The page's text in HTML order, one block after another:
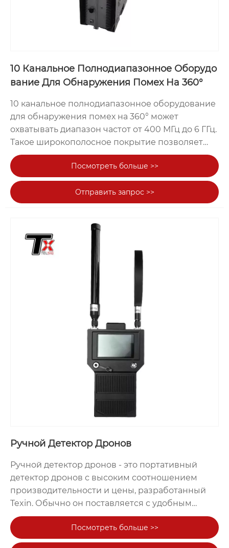
10 Канальное Полнодиапазонное Оборудо
вание Для Обнаружения Помех На 360°
10 канальное полнодиапазонное оборудование
для обнаружения помех на 360° может
охватывать диапазон частот от 400 МГц до 6 ГГц.
Такое широкополосное покрытие позволяет
ему быть совместимым с различными
сигналами от пультов дистанционного
управления дронов, передачи изображений,
навигации и нескольких диапазонов
беспроводной связи, гарантируя комплексное
полнодиапазонное 360°-обнаруживающее
оборудование для глушения с 10-канальной
синхронной работой, может обрабатывать
несколько целевых сигналов одновременно.
Это значительно повышает эффективность
контрмер против нежелательных сигналов и
обеспечивает точное и эффективное
подавление БПЛА, устройств дистанционного
управления и сигналов беспроводной связи.
Посмотреть больше >>
Отправить запрос >>
Ручной Детектор Дронов
Ручной детектор дронов - это портативный
детектор дронов с высоким соотношением
производительности и цены, разработанный
Texin. Обычно он поставляется с удобным
устройством глушения дронов, когда
устройство глушения дронов не обнаруживает
дрон вовремя, ручной дрон оказывается
Посмотреть больше >>